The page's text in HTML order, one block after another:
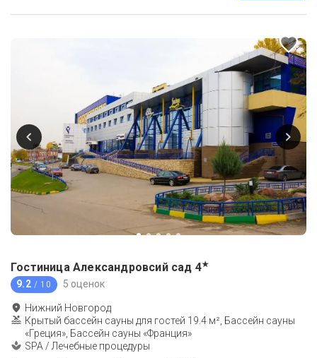
Гостиница Александровсий сад 4★
9.2 / 10 5 оценок
Нижний Новгород
Крытый бассейн сауны для гостей 19.4 м², Бассейн сауны
«Греция», Бассейн сауны «Франция»
SPA / Лечебные процедуры